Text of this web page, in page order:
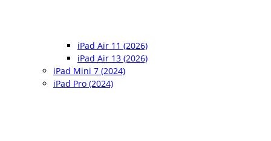
iPad Air 11 (2026)
iPad Air 13 (2026)
iPad Mini 7 (2024)
iPad Pro (2024)